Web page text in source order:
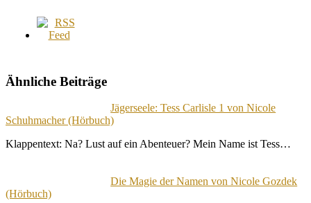
Ähnliche Beiträge
Jägerseele: Tess Carlisle 1 von Nicole
Schuhmacher (Hörbuch)
Klappentext: Na? Lust auf ein Abenteuer? Mein Name ist Tess…
Die Magie der Namen von Nicole Gozdek
(Hörbuch)